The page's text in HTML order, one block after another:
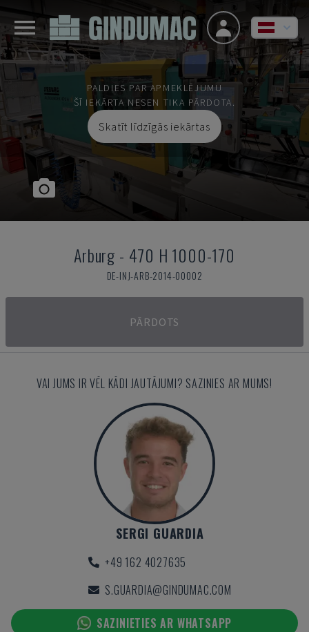
PALDIES PAR APMEKLĒJUMU
ŠĪ IEKĀRTA NESEN TIKA PĀRDOTA.
Skatīt līdzīgās iekārtas
Arburg - 470 H 1000-170
DE-INJ-ARB-2014-00002
PĀRDOTS
VAI JUMS IR VĒL KĀDI JAUTĀJUMI? SAZINIES AR MUMS!
SERGI GUARDIA
+49 162 4027635
S.GUARDIA@GINDUMAC.COM
SAZINIETIES AR WHATSAPP